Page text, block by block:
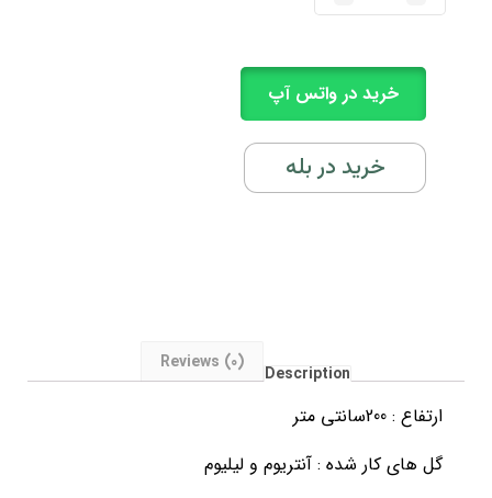
خرید در واتس آپ
خرید در بله
Description
Reviews (0)
ارتفاع : 200سانتی متر
گل های کار شده : آنتریوم و لیلیوم